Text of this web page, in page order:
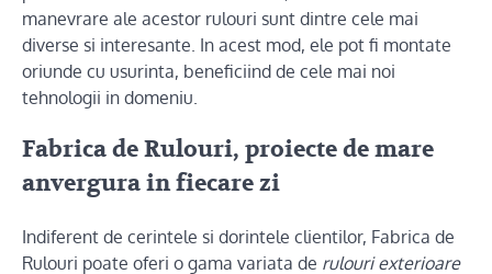
manevrare ale acestor rulouri sunt dintre cele mai
diverse si interesante. In acest mod, ele pot fi montate
oriunde cu usurinta, beneficiind de cele mai noi
tehnologii in domeniu.
Fabrica de Rulouri, proiecte de mare
anvergura in fiecare zi
Indiferent de cerintele si dorintele clientilor, Fabrica de
Rulouri poate oferi o gama variata de rulouri exterioare